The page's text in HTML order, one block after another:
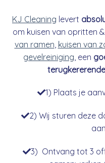
KJ Cleaning levert
om kuisen van opritten
van ramen kuisen van
gevelreiniging , een
1) Plaats je
2) Wij sturen deze
3) Ontvang tot 3